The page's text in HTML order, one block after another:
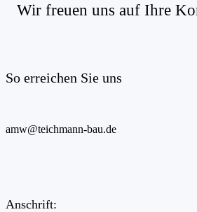
Wir freuen uns auf Ihre
So erreichen Sie uns
amw@teichmann-bau.de
Anschrift: